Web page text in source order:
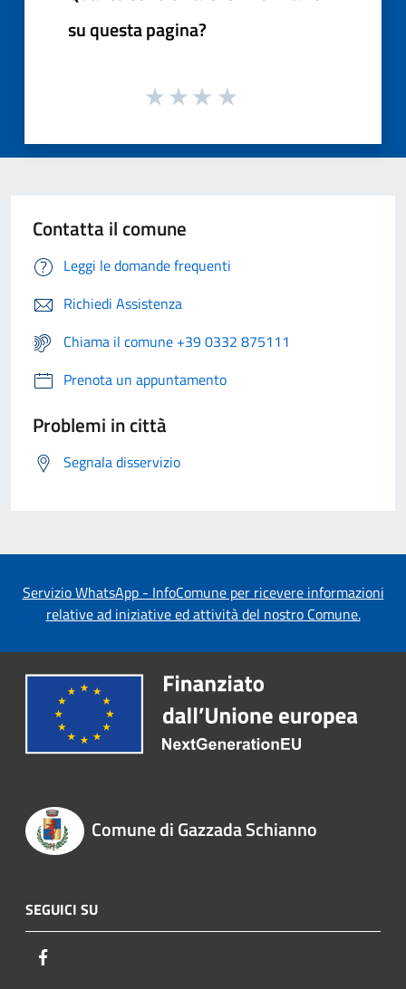
su questa pagina?
Contatta il comune
Leggi le domande frequenti
Richiedi Assistenza
Chiama il comune +39 0332 875111
Prenota un appuntamento
Problemi in città
Segnala disservizio
Servizio WhatsApp - InfoComune per ricevere informazioni
relative ad iniziative ed attività del nostro Comune.
Comune di Gazzada Schianno
SEGUICI SU